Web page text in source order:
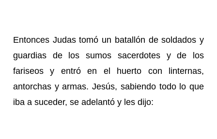
Entonces Judas tomó un batallón de soldados y
guardias de los sumos sacerdotes y de los
fariseos y entró en el huerto con linternas,
antorchas y armas. Jesús, sabiendo todo lo que
iba a suceder, se adelantó y les dijo: